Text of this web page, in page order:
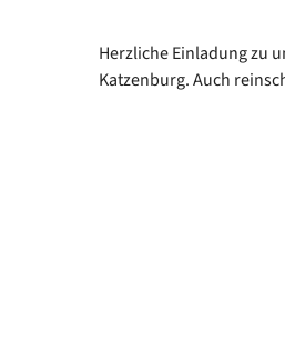
Herzliche Einladung zu
Katzenburg. Auch